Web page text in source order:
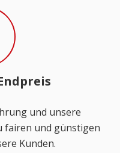
und unsere
fairen und günstigen
Kunden.